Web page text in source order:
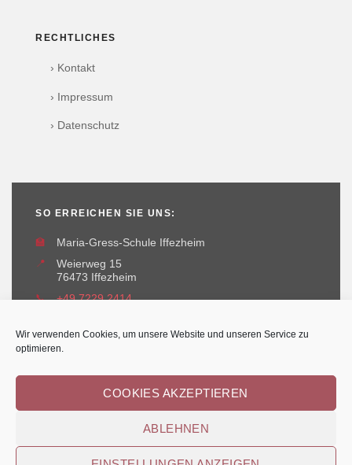
Wir verwenden Cookies, um unsere Website und unseren Service zu
optimieren.
COOKIES AKZEPTIEREN
ABLEHNEN
RECHTLICHES
› Kontakt
› Impressum
› Datenschutz
SO ERREICHEN SIE UNS:
🏫
Maria-Gress-Schule Iffezheim
📍
Weierweg 15
76473 Iffezheim
📞
+49 7229 2414
© Maria-Gress-Schule Iffezheim